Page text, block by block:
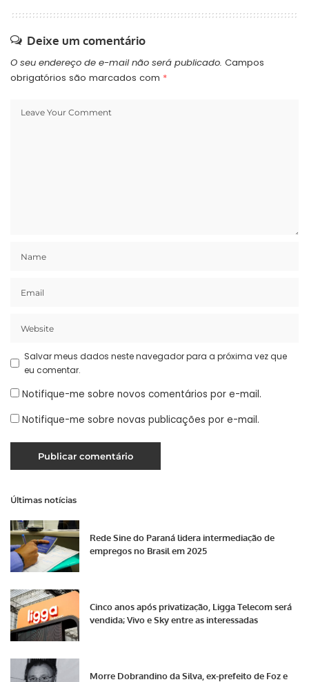
Deixe um comentário
O seu endereço de e-mail não será publicado. Campos
obrigatórios são marcados com *
Salvar meus dados neste navegador para a próxima vez que
eu comentar.
Notifique-me sobre novos comentários por e-mail.
Notifique-me sobre novas publicações por e-mail.
Últimas notícias
Rede Sine do Paraná lidera intermediação de
empregos no Brasil em 2025
Cinco anos após privatização, Ligga Telecom será
vendida; Vivo e Sky entre as interessadas
Morre Dobrandino da Silva, ex-prefeito de Foz e